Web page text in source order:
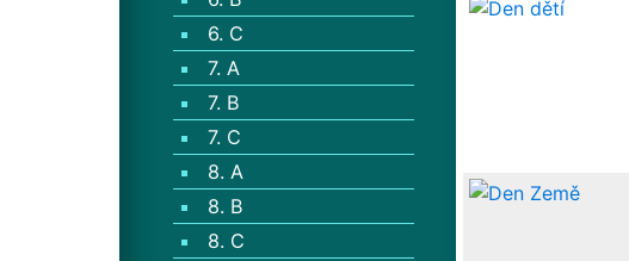
6. C
7. A
7. B
7. C
8. A
8. B
8. C